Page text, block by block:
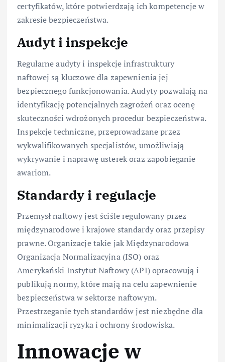
certyfikatów, które potwierdzają ich kompetencje w
zakresie bezpieczeństwa.
Audyt i inspekcje
Regularne audyty i inspekcje infrastruktury
naftowej są kluczowe dla zapewnienia jej
bezpiecznego funkcjonowania. Audyty pozwalają na
identyfikację potencjalnych zagrożeń oraz ocenę
skuteczności wdrożonych procedur bezpieczeństwa.
Inspekcje techniczne, przeprowadzane przez
wykwalifikowanych specjalistów, umożliwiają
wykrywanie i naprawę usterek oraz zapobieganie
awariom.
Standardy i regulacje
Przemysł naftowy jest ściśle regulowany przez
międzynarodowe i krajowe standardy oraz przepisy
prawne. Organizacje takie jak Międzynarodowa
Organizacja Normalizacyjna (ISO) oraz
Amerykański Instytut Naftowy (API) opracowują i
publikują normy, które mają na celu zapewnienie
bezpieczeństwa w sektorze naftowym.
Przestrzeganie tych standardów jest niezbędne dla
minimalizacji ryzyka i ochrony środowiska.
Innowacje w